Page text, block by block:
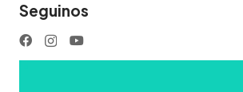
Seguinos